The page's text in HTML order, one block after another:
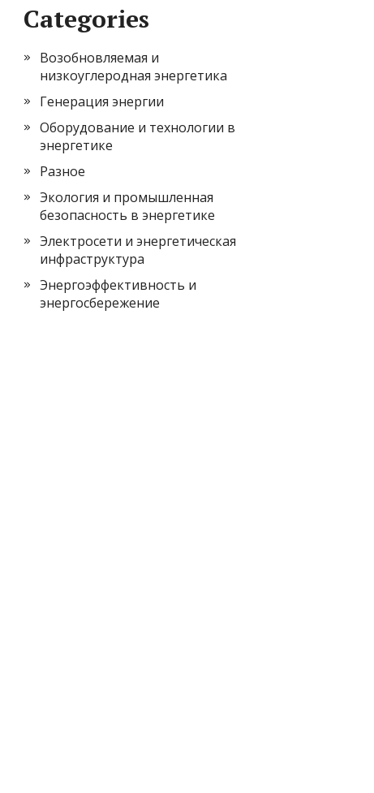
Categories
Возобновляемая и
низкоуглеродная энергетика
Генерация энергии
Оборудование и технологии в
энергетике
Разное
Экология и промышленная
безопасность в энергетике
Электросети и энергетическая
инфраструктура
Энергоэффективность и
энергосбережение